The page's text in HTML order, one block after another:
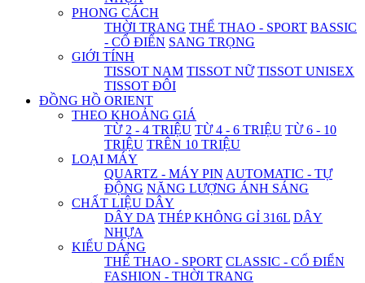
PHONG CÁCH
THỜI TRANG THỂ THAO - SPORT BASSIC
- CỔ ĐIỂN SANG TRỌNG
GIỚI TÍNH
TISSOT NAM TISSOT NỮ TISSOT UNISEX
TISSOT ĐÔI
ĐỒNG HỒ ORIENT
THEO KHOẢNG GIÁ
TỪ 2 - 4 TRIỆU TỪ 4 - 6 TRIỆU TỪ 6 - 10
TRIỆU TRÊN 10 TRIỆU
LOẠI MÁY
QUARTZ - MÁY PIN AUTOMATIC - TỰ
ĐỘNG NĂNG LƯỢNG ÁNH SÁNG
CHẤT LIỆU DÂY
DÂY DA THÉP KHÔNG GỈ 316L DÂY
NHỰA
KIỂU DÁNG
THỂ THAO - SPORT CLASSIC - CỔ ĐIỂN
FASHION - THỜI TRANG